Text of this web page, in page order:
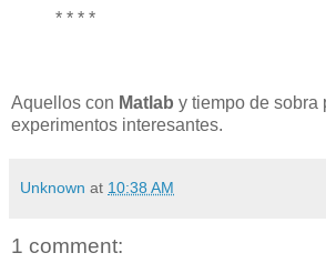
* * * *
Aquellos con Matlab y tiempo de sobra
experimentos interesantes.
Unknown at 10:38 AM
1 comment: